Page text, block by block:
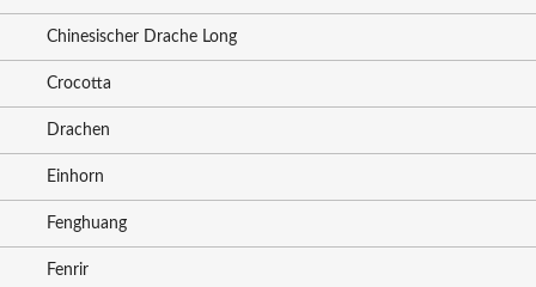
Chinesischer Drache Long
Crocotta
Drachen
Einhorn
Fenghuang
Fenrir